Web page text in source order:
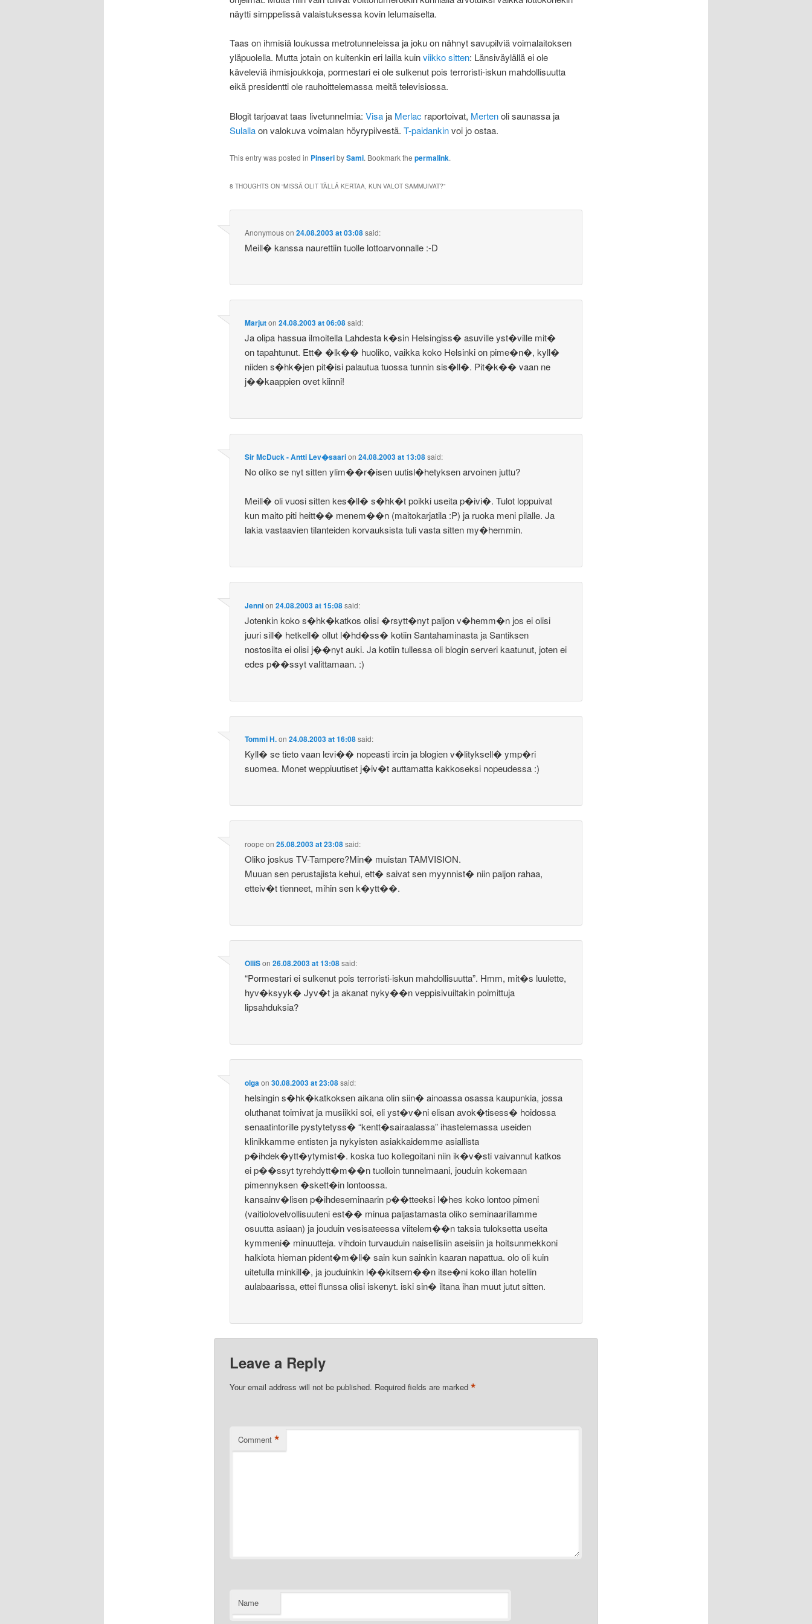
näytti simppelissä valaistuksessa kovin lelumaiselta.
Taas on ihmisiä loukussa metrotunneleissa ja joku on nähnyt savupilviä voimalaitoksen
yläpuolella. Mutta jotain on kuitenkin eri lailla kuinviikko sitten: Länsiväylällä ei ole
käveleviä ihmisjoukkoja, pormestari ei ole sulkenut pois terroristi-iskun mahdollisuutta
eikä presidentti ole rauhoittelemassa meitä televisiossa.
Blogit tarjoavat taas livetunnelmia: Visaja Merlac raportoivat, Mertenoli saunassa ja
Sulallaon valokuva voimalan höyrypilvestä. T-paidankinvoi jo ostaa.
This entry was posted in PinseribySami. Bookmark the permalink.
8 THOUGHTS ON “MISSÄ OLIT TÄLLÄ KERTAA, KUN VALOT SAMMUIVAT?”
Anonymouson24.08.2003 at 03:08said:
Meill� kanssa naurettiin tuolle lottoarvonnalle :-D
Marjuton24.08.2003 at 06:08said:
Ja olipa hassua ilmoitella Lahdesta k�sin Helsingiss� asuville yst�ville mit�
on tapahtunut. Ett� �lk�� huoliko, vaikka koko Helsinki on pime�n�, kyll�
niiden s�hk�jen pit�isi palautua tuossa tunnin sis�ll�. Pit�k�� vaan ne
j��kaappien ovet kiinni!
Sir McDuck - Antti Lev�saarion24.08.2003 at 13:08said:
No oliko se nyt sitten ylim��r�isen uutisl�hetyksen arvoinen juttu?
Meill� oli vuosi sitten kes�ll� s�hk�t poikki useita p�ivi�. Tulot loppuivat
kun maito piti heitt�� menem��n (maitokarjatila :P) ja ruoka meni pilalle. Ja
lakia vastaavien tilanteiden korvauksista tuli vasta sitten my�hemmin.
Jennion24.08.2003 at 15:08said:
Jotenkin koko s�hk�katkos olisi �rsytt�nyt paljon v�hemm�n jos ei olisi
juuri sill� hetkell� ollut l�hd�ss� kotiin Santahaminasta ja Santiksen
nostosilta ei olisi j��nyt auki. Ja kotiin tullessa oli blogin serveri kaatunut, joten ei
edes p��ssyt valittamaan. :)
Tommi H.on24.08.2003 at 16:08said:
Kyll� se tieto vaan levi�� nopeasti ircin ja blogien v�lityksell� ymp�ri
suomea. Monet weppiuutiset j�iv�t auttamatta kakkoseksi nopeudessa :)
roope on25.08.2003 at 23:08said:
Oliko joskus TV-Tampere?Min� muistan TAMVISION.
Muuan sen perustajista kehui, ett� saivat sen myynnist� niin paljon rahaa,
etteiv�t tienneet, mihin sen k�ytt��.
OlliSon26.08.2003 at 13:08said:
“Pormestari ei sulkenut pois terroristi-iskun mahdollisuutta”. Hmm, mit�s luulette,
hyv�ksyyk� Jyv�t ja akanat nyky��n veppisivuiltakin poimittuja
lipsahduksia?
olgaon30.08.2003 at 23:08said:
helsingin s�hk�katkoksen aikana olin siin� ainoassa osassa kaupunkia, jossa
oluthanat toimivat ja musiikki soi, eli yst�v�ni elisan avok�tisess� hoidossa
senaatintorille pystytetyss� “kentt�sairaalassa” ihastelemassa useiden
klinikkamme entisten ja nykyisten asiakkaidemme asiallista
p�ihdek�ytt�ytymist�. koska tuo kollegoitani niin ik�v�sti vaivannut katkos
ei p��ssyt tyrehdytt�m��n tuolloin tunnelmaani, jouduin kokemaan
pimennyksen �skett�in lontoossa.
kansainv�lisen p�ihdeseminaarin p��tteeksi l�hes koko lontoo pimeni
(vaitiolovelvollisuuteni est�� minua paljastamasta oliko seminaarillamme
osuutta asiaan) ja jouduin vesisateessa viitelem��n taksia tuloksetta useita
kymmeni� minuutteja. vihdoin turvauduin naisellisiin aseisiin ja hoitsunmekkoni
halkiota hieman pident�m�ll� sain kun sainkin kaaran napattua. olo oli kuin
uitetulla minkill�, ja jouduinkin l��kitsem��n itse�ni koko illan hotellin
aulabaarissa, ettei flunssa olisi iskenyt. iski sin� iltana ihan muut jutut sitten.
Leave a Reply
Your email address will not be published. Required fields are marked *
Comment *
Name